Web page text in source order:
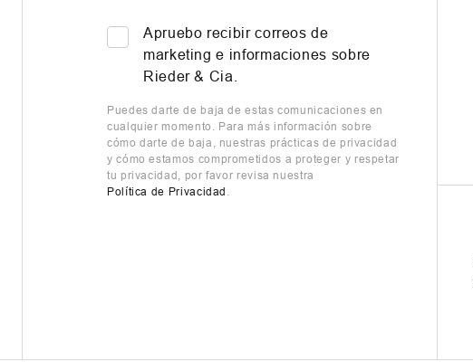
Apruebo recibir correos de
marketing e informaciones sobre
Rieder & Cia.
Puedes darte de baja de estas comunicaciones en
cualquier momento. Para más información sobre
cómo darte de baja, nuestras prácticas de privacidad
y cómo estamos comprometidos a proteger y respetar
tu privacidad, por favor revisa nuestra
Política de Privacidad .